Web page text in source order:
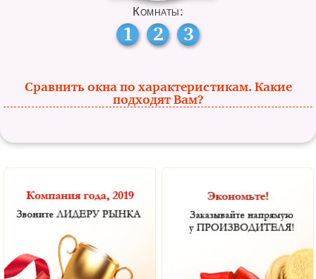
Комнаты:
1 2 3
Сравнить окна по характеристикам. Какие
подходят Вам?